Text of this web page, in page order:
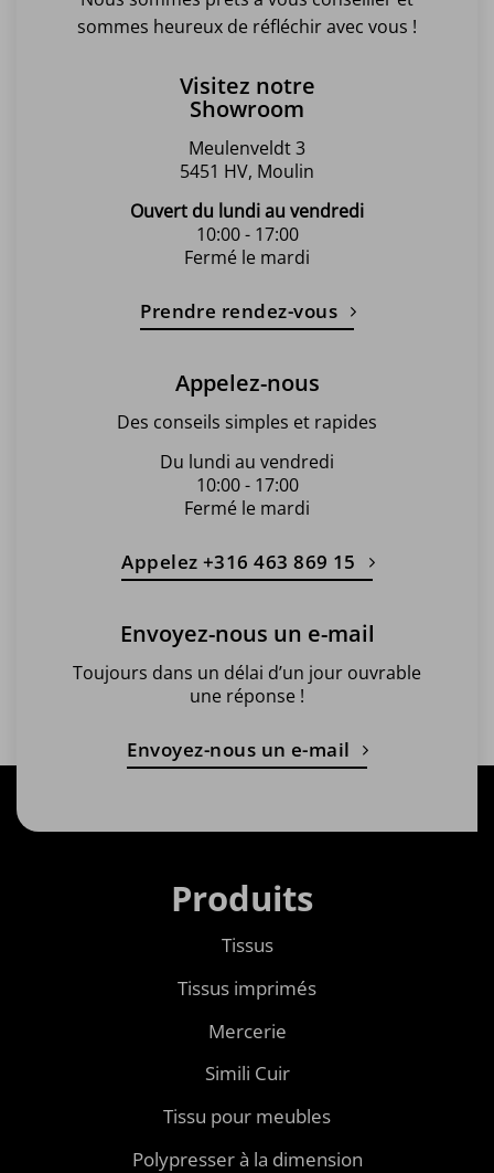
sommes heureux de réfléchir avec vous !
Visitez notre
Showroom
Meulenveldt 3
5451 HV, Moulin
Ouvert du lundi au vendredi
10:00 - 17:00
Fermé le mardi
Prendre rendez-vous
Appelez-nous
Des conseils simples et rapides
Du lundi au vendredi
10:00 - 17:00
Fermé le mardi
Appelez +316 463 869 15
Envoyez-nous un e-mail
Toujours dans un délai d’un jour ouvrable
une réponse !
Envoyez-nous un e-mail
Produits
Tissus
Tissus imprimés
Mercerie
Simili Cuir
Tissu pour meubles
Polypresser à la dimension